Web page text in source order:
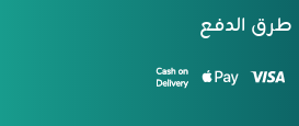
طرق الدفع